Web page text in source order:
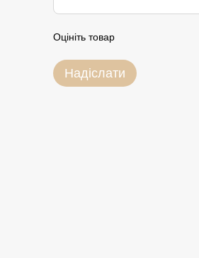
Оцініть товар
Надіслати